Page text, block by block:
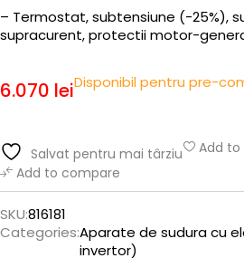
– Termostat, subtensiune (-25%),
supracurent, protectii motor-
6.070 leiDisponibil pentru pre-
Salvat pentru mai târziu
Add to
Add to compare
SKU:816181
Categories:Aparate de sudura cu
invertor)